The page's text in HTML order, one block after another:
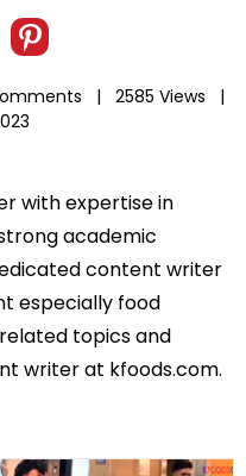
|
2585 Views |
with expertise in
academic
content writer
especially food
topics and
writer at kfoods.com.